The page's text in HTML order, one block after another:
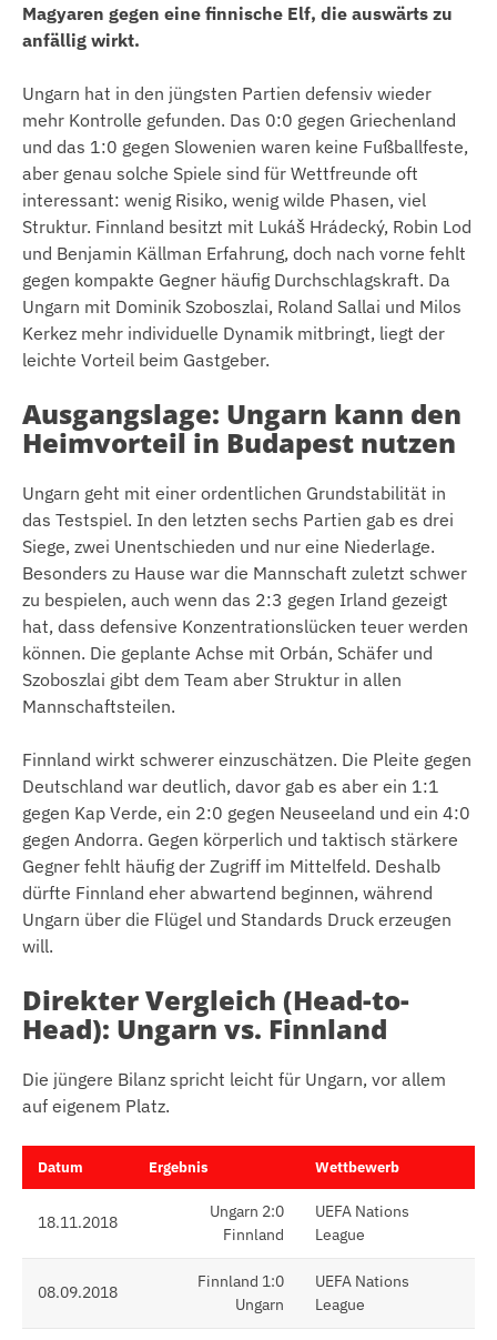
Magyaren gegen eine finnische Elf, die auswärts zu
anfällig wirkt.
Ungarn hat in den jüngsten Partien defensiv wieder
mehr Kontrolle gefunden. Das 0:0 gegen Griechenland
und das 1:0 gegen Slowenien waren keine Fußballfeste,
aber genau solche Spiele sind für Wettfreunde oft
interessant: wenig Risiko, wenig wilde Phasen, viel
Struktur. Finnland besitzt mit Lukáš Hrádecký, Robin Lod
und Benjamin Källman Erfahrung, doch nach vorne fehlt
gegen kompakte Gegner häufig Durchschlagskraft. Da
Ungarn mit Dominik Szoboszlai, Roland Sallai und Milos
Kerkez mehr individuelle Dynamik mitbringt, liegt der
leichte Vorteil beim Gastgeber.
Ausgangslage: Ungarn kann den
Heimvorteil in Budapest nutzen
Ungarn geht mit einer ordentlichen Grundstabilität in
das Testspiel. In den letzten sechs Partien gab es drei
Siege, zwei Unentschieden und nur eine Niederlage.
Besonders zu Hause war die Mannschaft zuletzt schwer
zu bespielen, auch wenn das 2:3 gegen Irland gezeigt
hat, dass defensive Konzentrationslücken teuer werden
können. Die geplante Achse mit Orbán, Schäfer und
Szoboszlai gibt dem Team aber Struktur in allen
Mannschaftsteilen.
Finnland wirkt schwerer einzuschätzen. Die Pleite gegen
Deutschland war deutlich, davor gab es aber ein 1:1
gegen Kap Verde, ein 2:0 gegen Neuseeland und ein 4:0
gegen Andorra. Gegen körperlich und taktisch stärkere
Gegner fehlt häufig der Zugriff im Mittelfeld. Deshalb
dürfte Finnland eher abwartend beginnen, während
Ungarn über die Flügel und Standards Druck erzeugen
will.
Direkter Vergleich (Head-to-
Head): Ungarn vs. Finnland
Die jüngere Bilanz spricht leicht für Ungarn, vor allem
auf eigenem Platz.
Datum Ergebnis Wettbewerb
18.11.2018
Ungarn 2:0
Finnland
UEFA Nations
League
08.09.2018
Finnland 1:0
Ungarn
UEFA Nations
League